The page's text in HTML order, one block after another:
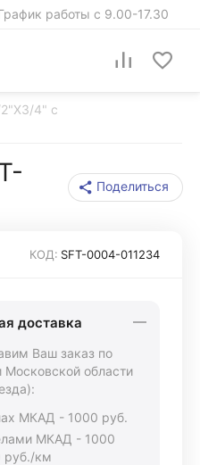
работы с 9.00-17.30
4" c
Поделиться
КОД: SFT-0004-011234
доставка
Ваш заказ по
Московской области
МКАД - 1000 руб.
МКАД - 1000
руб./км